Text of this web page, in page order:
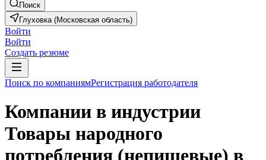
Поиск
Глуховка (Московская область)
Войти
Войти
Создать резюме
Поиск по компаниямРегистрация работодателя
Компании в индустрии
Товары народного
потребления (непищевые) в